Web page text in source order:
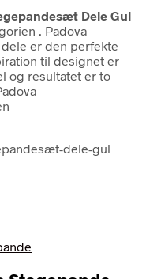
Dele Gul
. Padova
er den perfekte
til designet er
og resultatet er to
dele-gul